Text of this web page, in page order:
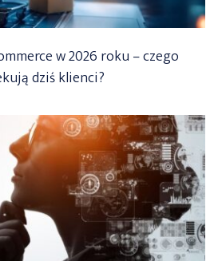
w 2026 roku – czego
dziś klienci?